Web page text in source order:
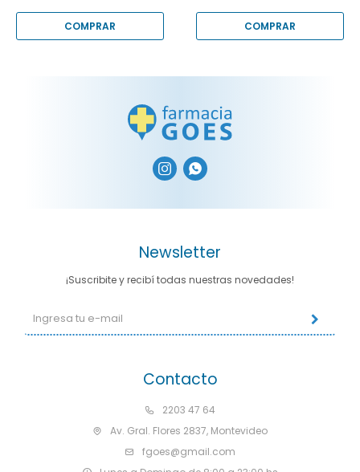
 
Contacto
2203 47 64
Av. Gral. Flores 2837, Montevideo
fgoes@gmail.com
Newsletter
¡Suscribite y recibí todas nuestras novedades!